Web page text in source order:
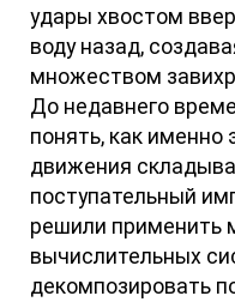
удары хвостом
воду назад,
множеством
До недавнего
понять, как именно
движения
поступательный
решили применить
вычислительных
декомпозировать